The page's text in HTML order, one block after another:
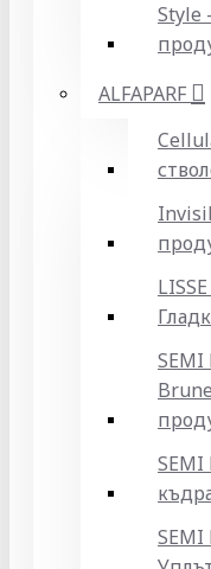
Style
ALFAPARF
SEMI
SEMI
SEMI